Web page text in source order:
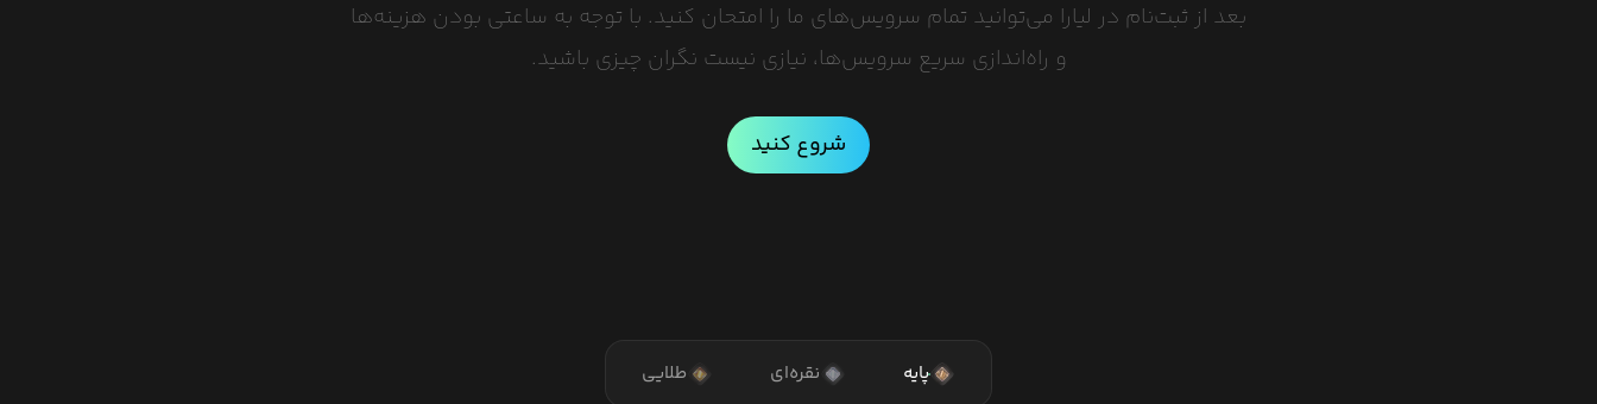
بعد از ثبت‌نام در لیارا می‌توانید تمام سرویس‌های ما را امتحان کنید. با توجه به ساعتی بودن هزینه‌ها
و راه‌اندازی سریع سرویس‌ها، نیازی نیست نگران چیزی باشید.
شروع کنید
پایه نقره‌ای طلایی